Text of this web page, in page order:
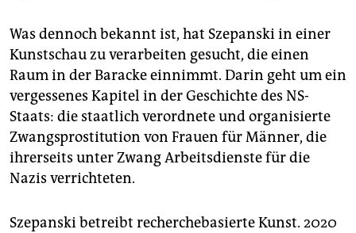
Was dennoch bekannt ist, hat Szepanski in einer
Kunstschau zu verarbeiten gesucht, die einen
Raum in der Baracke einnimmt. Darin geht um ein
vergessenes Kapitel in der Geschichte des NS-
Staats: die staatlich verordnete und organisierte
Zwangsprostitution von Frauen für Männer, die
ihrerseits unter Zwang Arbeitsdienste für die
Nazis verrichteten.
Szepanski betreibt recherchebasierte Kunst. 2020